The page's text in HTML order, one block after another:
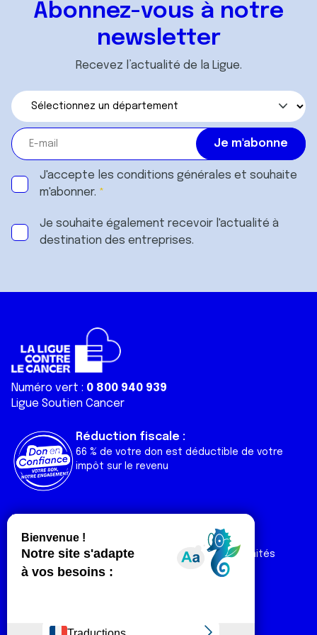
services.
Abonnez-vous à notre
newsletter
Recevez l’actualité de la Ligue.
J'accepte les conditions générales et souhaite
m'abonner.
Je souhaite également recevoir l'actualité à
destination des entreprises.
Numéro vert : 0 800 940 939
Ligue Soutien Cancer
Réduction fiscale :
66 % de votre don est déductible de votre
impôt sur le revenu
Liens utiles
Nos actualités
Nos publications
Contact
Espace Ligue & comités
Espace chercheur